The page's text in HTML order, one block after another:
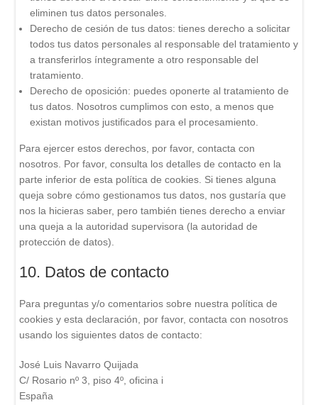
eliminen tus datos personales.
Derecho de cesión de tus datos: tienes derecho a solicitar
todos tus datos personales al responsable del tratamiento y
a transferirlos íntegramente a otro responsable del
tratamiento.
Derecho de oposición: puedes oponerte al tratamiento de
tus datos. Nosotros cumplimos con esto, a menos que
existan motivos justificados para el procesamiento.
Para ejercer estos derechos, por favor, contacta con
nosotros. Por favor, consulta los detalles de contacto en la
parte inferior de esta política de cookies. Si tienes alguna
queja sobre cómo gestionamos tus datos, nos gustaría que
nos la hicieras saber, pero también tienes derecho a enviar
una queja a la autoridad supervisora (la autoridad de
protección de datos).
10. Datos de contacto
Para preguntas y/o comentarios sobre nuestra política de
cookies y esta declaración, por favor, contacta con nosotros
usando los siguientes datos de contacto:
José Luis Navarro Quijada
C/ Rosario nº 3, piso 4º, oficina i
España